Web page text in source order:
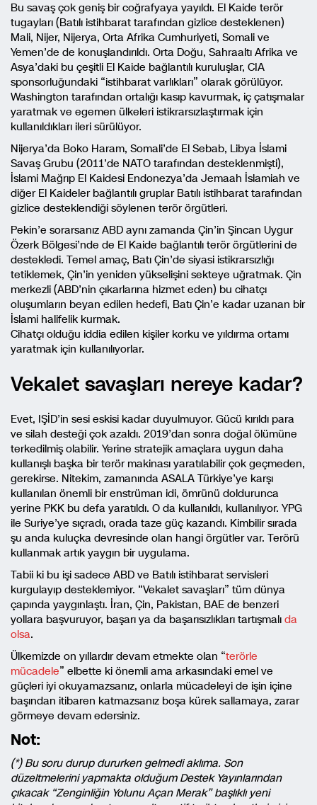
Bu savaş çok geniş bir coğrafyaya yayıldı. El Kaide terör
tugayları (Batılı istihbarat tarafından gizlice desteklenen)
Mali, Nijer, Nijerya, Orta Afrika Cumhuriyeti, Somali ve
Yemen’de de konuşlandırıldı. Orta Doğu, Sahraaltı Afrika ve
Asya’daki bu çeşitli El Kaide bağlantılı kuruluşlar, CIA
sponsorluğundaki “istihbarat varlıkları” olarak görülüyor.
Washington tarafından ortalığı kasıp kavurmak, iç çatışmalar
yaratmak ve egemen ülkeleri istikrarsızlaştırmak için
kullanıldıkları ileri sürülüyor.
Nijerya’da Boko Haram, Somali’de El Sebab, Libya İslami
Savaş Grubu (2011’de NATO tarafından desteklenmişti),
İslami Mağrıp El Kaidesi Endonezya’da Jemaah İslamiah ve
diğer El Kaideler bağlantılı gruplar Batılı istihbarat tarafından
gizlice desteklendiği söylenen terör örgütleri.
Pekin’e sorarsanız ABD aynı zamanda Çin’in Şincan Uygur
Özerk Bölgesi’nde de El Kaide bağlantılı terör örgütlerini de
destekledi. Temel amaç, Batı Çin’de siyasi istikrarsızlığı
tetiklemek, Çin’in yeniden yükselişini sekteye uğratmak. Çin
merkezli (ABD’nin çıkarlarına hizmet eden) bu cihatçı
oluşumların beyan edilen hedefi, Batı Çin’e kadar uzanan bir
İslami halifelik kurmak.
Cihatçı olduğu iddia edilen kişiler korku ve yıldırma ortamı
yaratmak için kullanılıyorlar.
Vekalet savaşları nereye kadar?
Evet, IŞİD’in sesi eskisi kadar duyulmuyor. Gücü kırıldı para
ve silah desteği çok azaldı. 2019’dan sonra doğal ölümüne
terkedilmiş olabilir. Yerine stratejik amaçlara uygun daha
kullanışlı başka bir terör makinası yaratılabilir çok geçmeden,
gerekirse. Nitekim, zamanında ASALA Türkiye’ye karşı
kullanılan önemli bir enstrüman idi, ömrünü doldurunca
yerine PKK bu defa yaratıldı. O da kullanıldı, kullanılıyor. YPG
ile Suriye’ye sıçradı, orada taze güç kazandı. Kimbilir sırada
şu anda kuluçka devresinde olan hangi örgütler var. Terörü
kullanmak artık yaygın bir uygulama.
Tabii ki bu işi sadece ABD ve Batılı istihbarat servisleri
kurgulayıp desteklemiyor. “Vekalet savaşları” tüm dünya
çapında yaygınlaştı. İran, Çin, Pakistan, BAE de benzeri
yollara başvuruyor, başarı ya da başarısızlıkları tartışmalı da
olsa.
Ülkemizde on yıllardır devam etmekte olan “terörle
mücadele” elbette ki önemli ama arkasındaki emel ve
güçleri iyi okuyamazsanız, onlarla mücadeleyi de işin içine
başından itibaren katmazsanız boşa kürek sallamaya, zarar
görmeye devam edersiniz.
Not:
(*) Bu soru durup dururken gelmedi aklıma. Son
düzeltmelerini yapmakta olduğum Destek Yayınlarından
çıkacak “Zenginliğin Yolunu Açan Merak” başlıklı yeni